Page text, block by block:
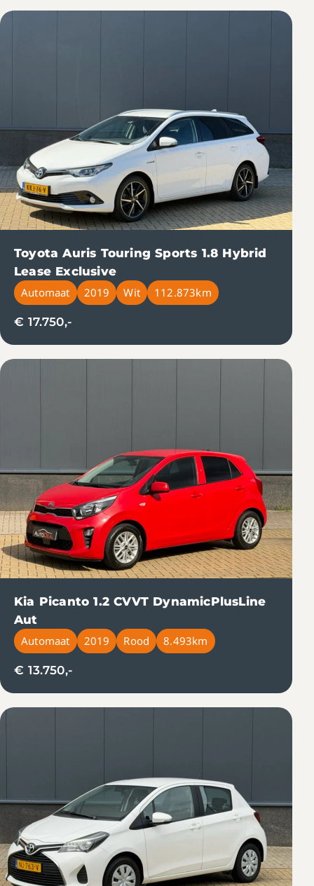
Toyota Auris Touring Sports 1.8 Hybrid
Lease Exclusive
Automaat
2019 Wit 112.873km
€ 17.750,-
Kia Picanto 1.2 CVVT DynamicPlusLine
Aut
Automaat
2019 Rood 8.493km
€ 13.750,-